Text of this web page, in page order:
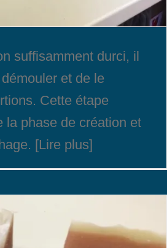
suffisamment durci, il
et de le
Cette étape
la phase de création et
[Lire plus]